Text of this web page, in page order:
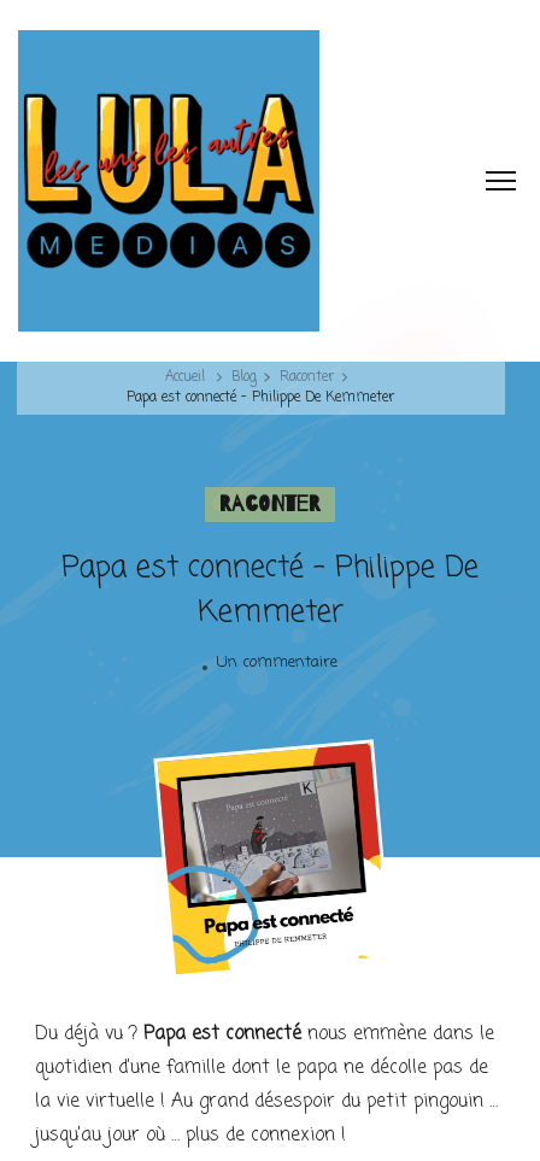
Accueil Blog
Raconter
Papa est connecté – Philippe De Kemmeter
Raconter
Papa est connecté – Philippe De
Kemmeter
Un commentairesur
connecté
–
Philippe
De
Kemmeter
Du déjà vu ? Papa est connecténous emmène dans le
quotidien d’une famille dont le papa ne décolle pas de
la vie virtuelle ! Au grand désespoir du petit pingouin …
jusqu’au jour où … plus de connexion !